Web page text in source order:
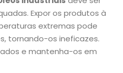
Expor os produtos à
extremas pode
tornando-os ineficazes.
e mantenha-os em